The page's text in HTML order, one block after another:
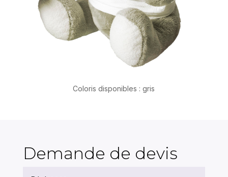
Coloris disponibles : gris
Demande de devis